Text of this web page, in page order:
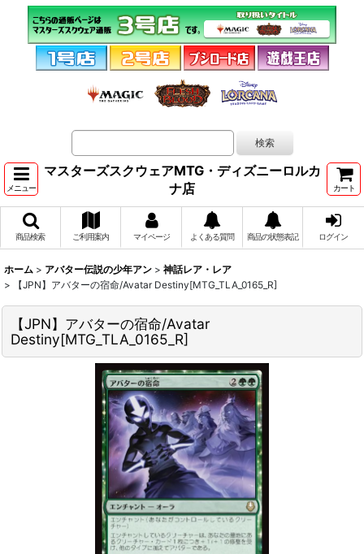
メニュー
マスターズスクウェアMTG・ディズニーロルカ
ナ店
カート
商品検索 ご利用案内 マイページ よくある質問 商品の状態表記 ログイン
ホーム > アバター伝説の少年アン > 神話レア・レア
>
【JPN】アバターの宿命/Avatar Destiny[MTG_TLA_0165_R]
【JPN】アバターの宿命/Avatar
Destiny[MTG_TLA_0165_R]